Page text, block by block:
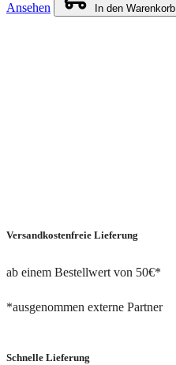
Ansehen In den Warenkorb
Versandkostenfreie Lieferung
ab einem Bestellwert von 50€*
*ausgenommen externe Partner
Schnelle Lieferung